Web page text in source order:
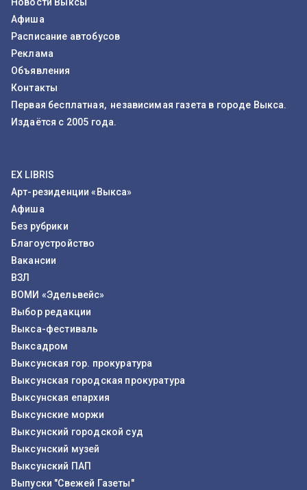
Афиша
Расписание автобусов
Реклама
Объявления
Контакты
Первая бесплатная, независимая газета в городе Выкса.
Издаётся с 2005 года.
EX LIBRIS
Арт-резиденции «Выкса»
Афиша
Без рубрики
Благоустройство
Вакансии
ВЗЛ
ВОМИ «Эдельвейс»
Выбор редакции
Выкса-фестиваль
Выксадром
Выксунская гор. прокуратура
Выксунская городская прокуратура
Выксунская епархия
Выксунские моржи
Выксунский городской суд
Выксунский музей
Выксунский ПАП
Выпуски "Свежей Газеты"